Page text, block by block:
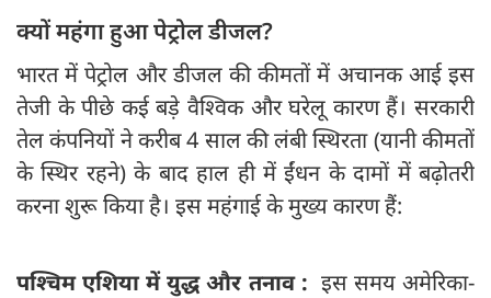
क्यों महंगा हुआ पेट्रोल डीजल?
भारत में पेट्रोल और डीजल की कीमतों में अचानक आई इस
तेजी के पीछे कई बड़े वैश्विक और घरेलू कारण हैं। सरकारी
तेल कंपनियों ने करीब 4 साल की लंबी स्थिरता (यानी कीमतों
के स्थिर रहने) के बाद हाल ही में ईंधन के दामों में बढ़ोतरी
करना शुरू किया है। इस महंगाई के मुख्य कारण हैं:
पश्चिम एशिया में युद्ध और तनाव : इस समय अमेरिका-